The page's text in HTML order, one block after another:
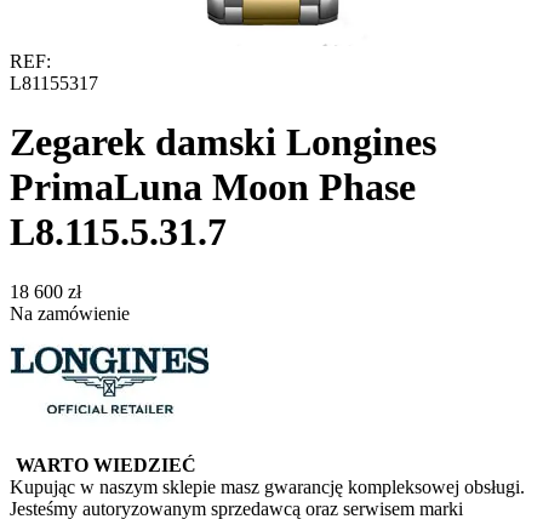
REF:
L81155317
Zegarek damski Longines
PrimaLuna Moon Phase
L8.115.5.31.7
‍18 600‍ zł
Na zamówienie
WARTO WIEDZIEĆ
Kupując w naszym sklepie masz gwarancję kompleksowej obsługi.
Jesteśmy autoryzowanym sprzedawcą oraz serwisem marki